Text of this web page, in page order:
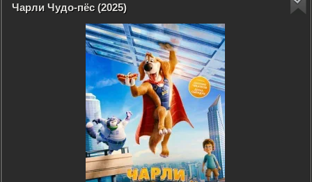
Чарли Чудо-пёс (2025)